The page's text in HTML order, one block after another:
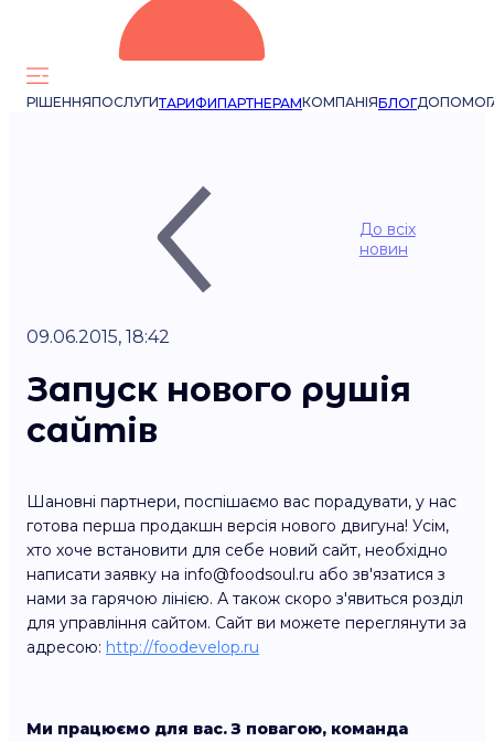
РІШЕННЯПОСЛУГИТАРИФИПАРТНЕРАМКОМПАНІЯБЛОГ
До всіх
новин
09.06.2015, 18:42
Запуск нового рушія
сайтів
Шановні партнери, поспішаємо вас порадувати, у нас
готова перша продакшн версія нового двигуна! Усім,
хто хоче встановити для себе новий сайт, необхідно
написати заявку на info@foodsoul.ru або зв'язатися з
нами за гарячою лінією. А також скоро з'явиться розділ
для управління сайтом. Сайт ви можете переглянути за
адресою: http://foodevelop.ru
Ми працюємо для вас. З повагою, команда